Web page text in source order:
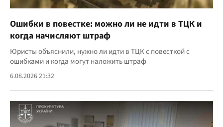
Ошибки в повестке: можно ли не идти в ТЦК и
когда начисляют штраф
Юристы объяснили, нужно ли идти в ТЦК с повесткой с
ошибками и когда могут наложить штраф
6.08.2026 21:32